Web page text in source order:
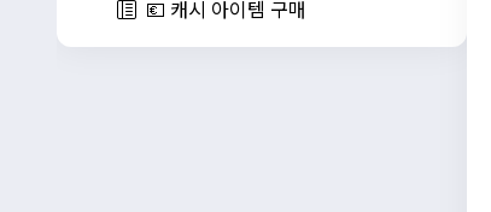
💶 캐시 아이템 구매